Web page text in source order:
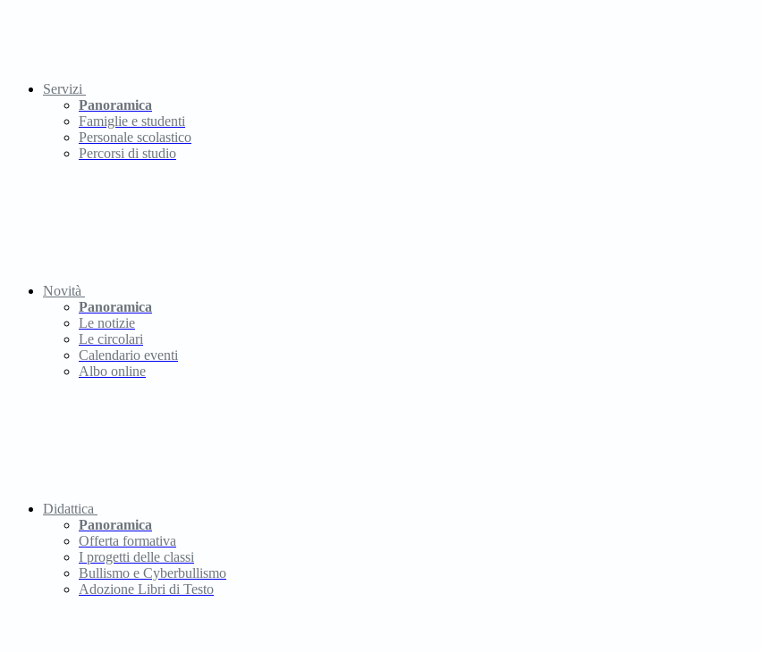
Servizi
Panoramica
Famiglie e studenti
Personale scolastico
Percorsi di studio
Novità
Panoramica
Le notizie
Le circolari
Calendario eventi
Albo online
Didattica
Panoramica
Offerta formativa
I progetti delle classi
Bullismo e Cyberbullismo
Adozione Libri di Testo